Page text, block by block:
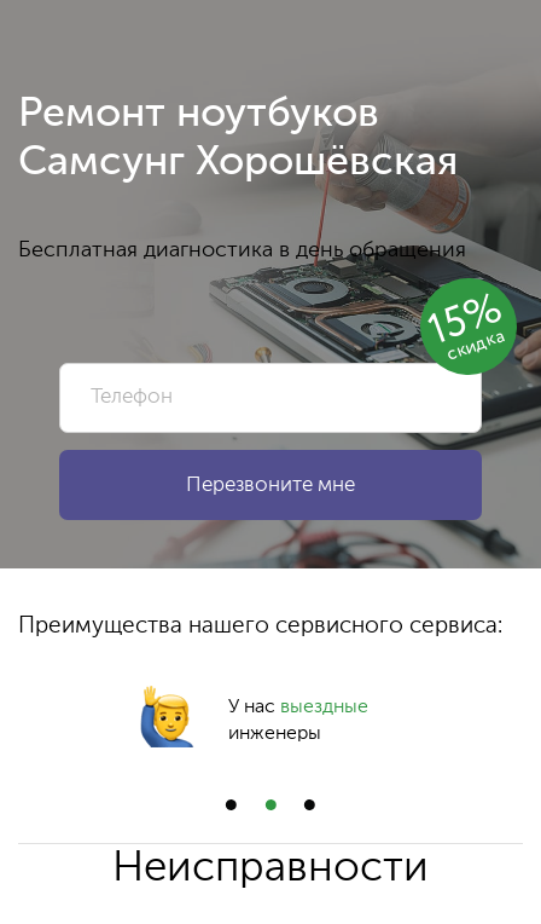
15%
скидка
Ремонт ноутбуков
Самсунг Хорошёвская
Бесплатная диагностика в день обращения
Преимущества нашего сервисного сервиса:
У нас выездные
инженеры
Неисправности